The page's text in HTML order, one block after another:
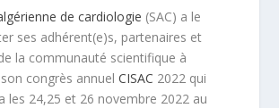
de cardiologie (SAC) a le
ses adhérent(e)s, partenaires et
la communauté scientifique à
congrès annuelCISAC 2022 qui
les 24,25 et 26 novembre 2022 au